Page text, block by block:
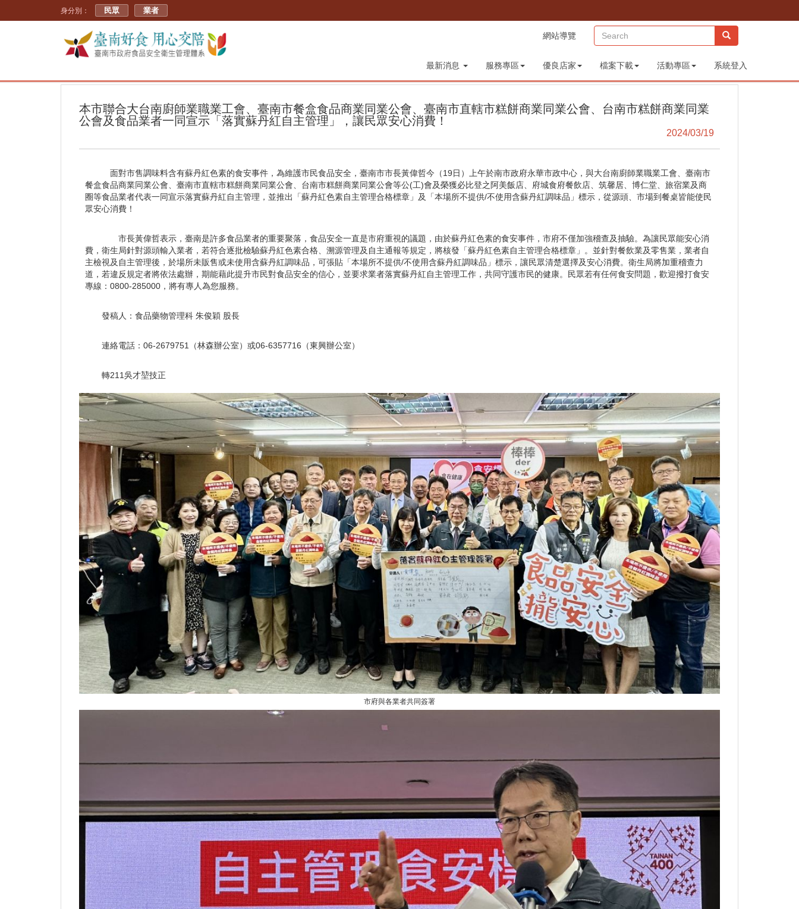
身分別： 民眾 業者
網站導覽 (sitemap)
最新消息 服務專區 優良店家 檔案下載 活動專區 系統登入
本市聯合大台南廚師業職業工會、臺南市餐盒食品商業同業公會、臺南市直轄市糕餅商業同業公會、台南市糕餅商業同業
公會及食品業者一同宣示「落實蘇丹紅自主管理」，讓民眾安心消費！
2024/03/19
面對市售調味料含有蘇丹紅色素的食安事件，為維護市民食品安全，臺南市市長黃偉哲今（19日）上午於南市政府永華市政中心，與大台南廚師業職業工會、臺南市
餐盒食品商業同業公會、臺南市直轄市糕餅商業同業公會、台南市糕餅商業同業公會等公(工)會及榮獲必比登之阿美飯店、府城食府餐飲店、筑馨居、博仁堂、旅宿業及商
圈等食品業者代表一同宣示落實蘇丹紅自主管理，並推出「蘇丹紅色素自主管理合格標章」及「本場所不提供/不使用含蘇丹紅調味品」標示，從源頭、市場到餐桌皆能使民
眾安心消費！
市長黃偉哲表示，臺南是許多食品業者的重要聚落，食品安全一直是市府重視的議題，由於蘇丹紅色素的食安事件，市府不僅加強稽查及抽驗。為讓民眾能安心消
費，衛生局針對源頭輸入業者，若符合逐批檢驗蘇丹紅色素合格、溯源管理及自主通報等規定，將核發「蘇丹紅色素自主管理合格標章」。並針對餐飲業及零售業，業者自
主檢視及自主管理後，於場所未販售或未使用含蘇丹紅調味品，可張貼「本場所不提供/不使用含蘇丹紅調味品」標示，讓民眾清楚選擇及安心消費。衛生局將加重稽查力
道，若違反規定者將依法處辦，期能藉此提升市民對食品安全的信心，並要求業者落實蘇丹紅自主管理工作，共同守護市民的健康。民眾若有任何食安問題，歡迎撥打食安
專線：0800-285000，將有專人為您服務。
發稿人：食品藥物管理科 朱俊穎 股長
連絡電話：06-2679751（林森辦公室）或06-6357716（東興辦公室）
轉211吳才堃技正
市府與各業者共同簽署